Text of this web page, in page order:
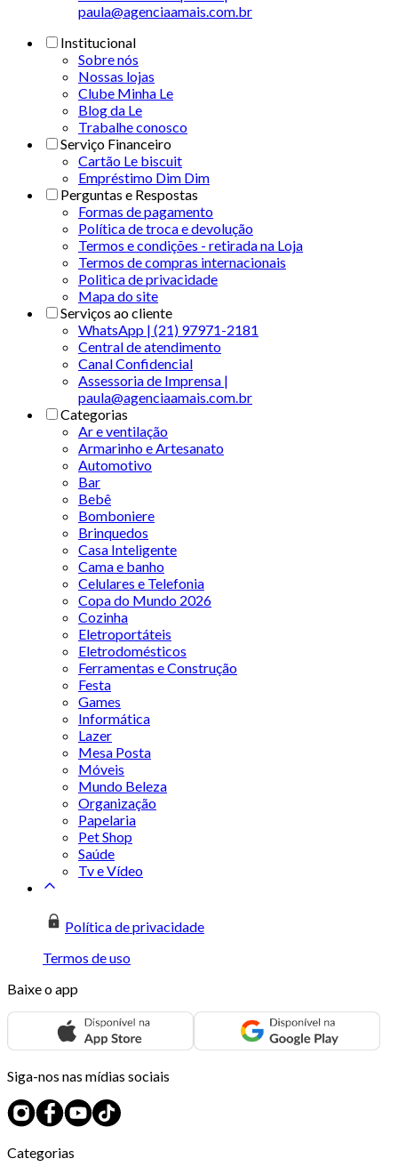
paula@agenciaamais.com.br
Institucional
Sobre nós
Nossas lojas
Clube Minha Le
Blog da Le
Trabalhe conosco
Serviço Financeiro
Cartão Le biscuit
Empréstimo Dim Dim
Perguntas e Respostas
Formas de pagamento
Política de troca e devolução
Termos e condições - retirada na Loja
Termos de compras internacionais
Politica de privacidade
Mapa do site
Serviços ao cliente
WhatsApp | (21) 97971-2181
Central de atendimento
Canal Confidencial
Assessoria de Imprensa |
paula@agenciaamais.com.br
Categorias
Ar e ventilação
Armarinho e Artesanato
Automotivo
Bar
Bebê
Bomboniere
Brinquedos
Casa Inteligente
Cama e banho
Celulares e Telefonia
Copa do Mundo 2026
Cozinha
Eletroportáteis
Eletrodomésticos
Ferramentas e Construção
Festa
Games
Informática
Lazer
Mesa Posta
Móveis
Mundo Beleza
Organização
Papelaria
Pet Shop
Saúde
Tv e Vídeo
Política de privacidade
Termos de uso
Baixe o app
Siga-nos nas mídias sociais
Categorias